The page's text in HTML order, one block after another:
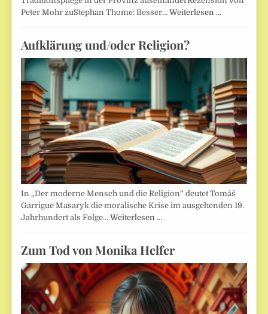
Peter Mohr zuStephan Thome: Besser…Weiterlesen …
Aufklärung und/oder Religion?
In „Der moderne Mensch und die Religion“ deutet Tomáš
Garrigue Masaryk die moralische Krise im ausgehenden 19.
Jahrhundert als Folge…Weiterlesen …
Zum Tod von Monika Helfer